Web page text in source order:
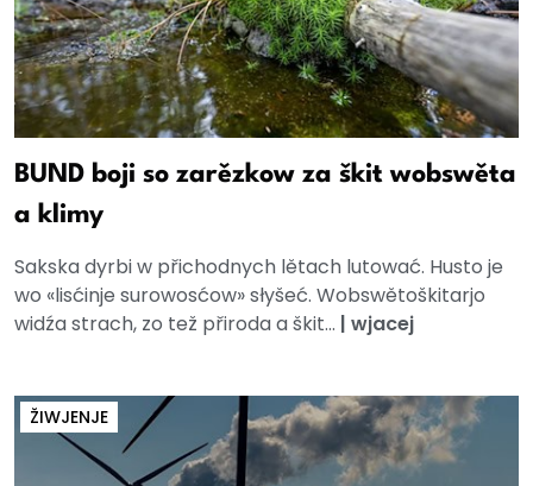
BUND boji so zarězkow za škit wobswěta
a klimy
Sakska dyrbi w přichodnych lětach lutować. Husto je
wo «lisćinje surowosćow» słyšeć. Wobswětoškitarjo
widźa strach, zo tež přiroda a škit... | wjacej
ŽIWJENJE